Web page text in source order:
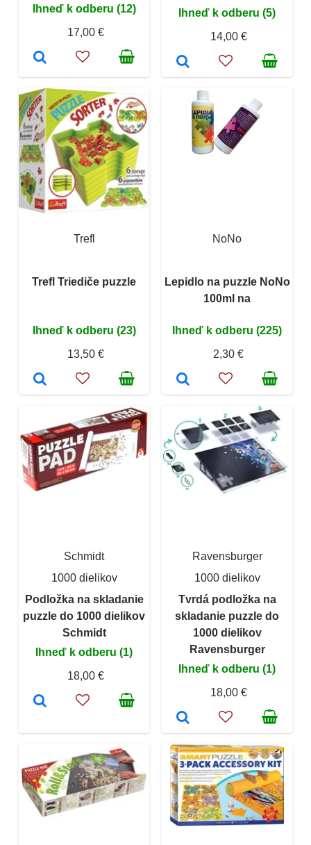
Ihneď k odberu (12)
17,00 €
Ihneď k odberu (5)
14,00 €
Trefl
Trefl Triediče puzzle
Ihneď k odberu (23)
13,50 €
NoNo
Lepidlo na puzzle NoNo
100ml na
Ihneď k odberu (225)
2,30 €
Schmidt
1000 dielikov
Podložka na skladanie
puzzle do 1000 dielikov
Schmidt
Ihneď k odberu (1)
18,00 €
Ravensburger
1000 dielikov
Tvrdá podložka na
skladanie puzzle do
1000 dielikov
Ravensburger
Ihneď k odberu (1)
18,00 €